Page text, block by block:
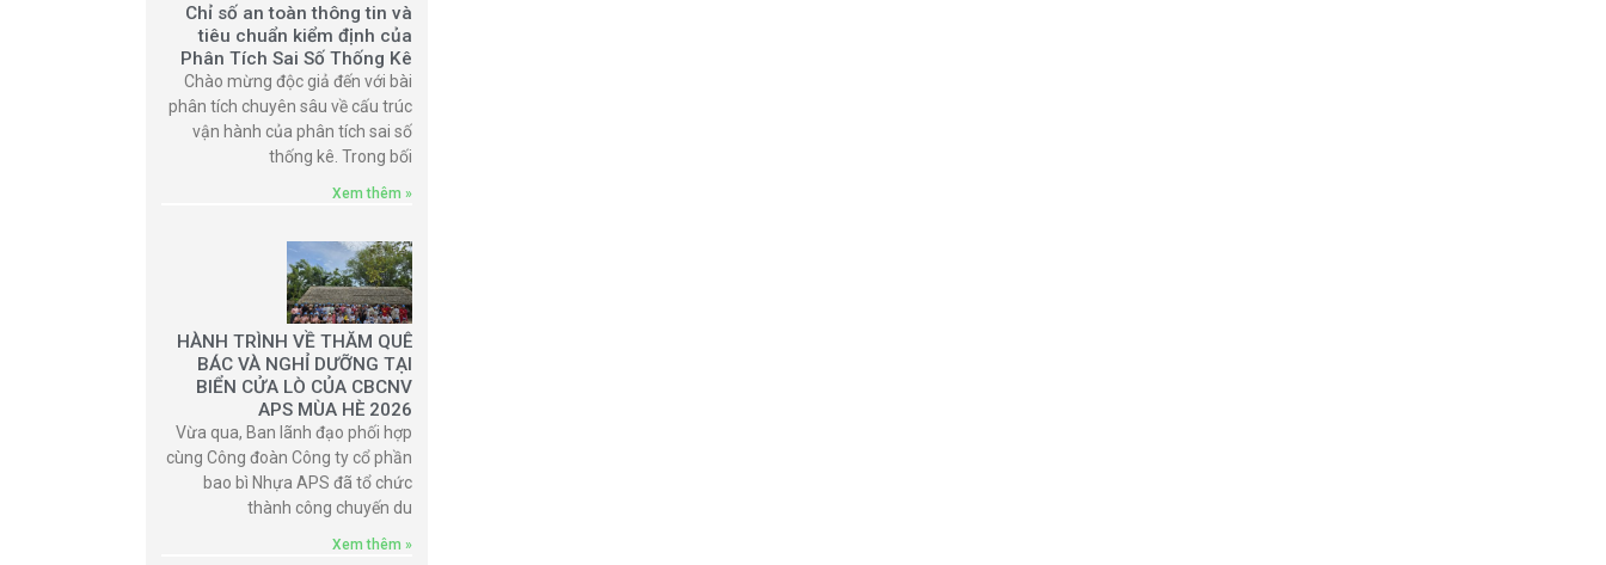
Chỉ số an toàn thông tin và
tiêu chuẩn kiểm định của
Phân Tích Sai Số Thống Kê
Chào mừng độc giả đến với bài
phân tích chuyên sâu về cấu trúc
vận hành của phân tích sai số
thống kê. Trong bối
Xem thêm »
HÀNH TRÌNH VỀ THĂM QUÊ
BÁC VÀ NGHỈ DƯỠNG TẠI
BIỂN CỬA LÒ CỦA CBCNV
APS MÙA HÈ 2026
Vừa qua, Ban lãnh đạo phối hợp
cùng Công đoàn Công ty cổ phần
bao bì Nhựa APS đã tổ chức
thành công chuyến du
Xem thêm »